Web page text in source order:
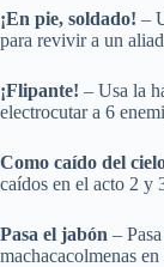
¡En pie, soldado! –
para revivir a un
¡Flipante! – Usa la
electrocutar a 6
Como caído del
caídos en el acto 2 y
Pasa el jabón –
machacacolmenas